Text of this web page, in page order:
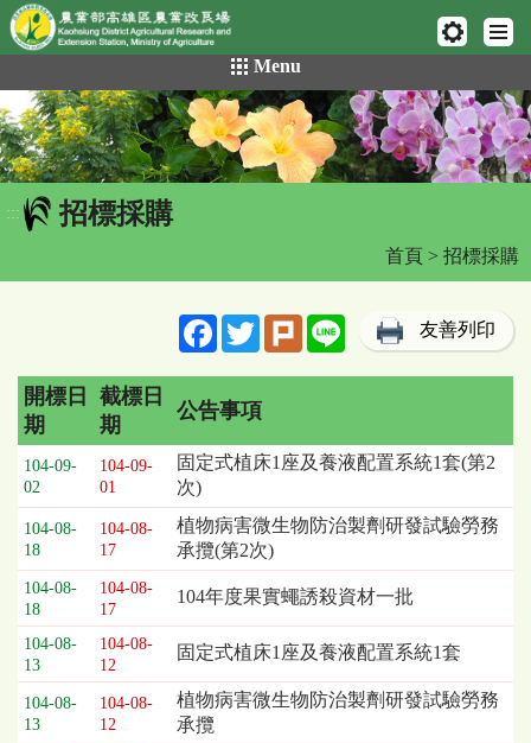
網頁置頂
到
主
要
內
容
區
Menu
::: 招標採購
首頁 > 招標採購
FacebookTwitterPlurk Line 友善列印
招
標
採
購
列
表，
欄
位
依
序
為：
開
開標日
期
截標日
期
公告事項
104-09-
02
104-09-
01
固定式植床1座及養液配置系統1套(第2
次)
104-08-
18
104-08-
17
植物病害微生物防治製劑研發試驗勞務
承攬(第2次)
104-08-
18
104-08-
17
104年度果實蠅誘殺資材一批
104-08-
13
104-08-
12
固定式植床1座及養液配置系統1套
104-08-
13
104-08-
12
植物病害微生物防治製劑研發試驗勞務
承攬